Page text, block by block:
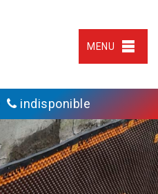
MENU
indisponible